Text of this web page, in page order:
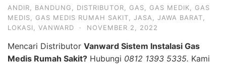
ANDIR BANDUNG DISTRIBUTOR GAS GAS MEDIK
GAS
MEDIS
GAS MEDIS RUMAH SAKIT JASA JAWA BARAT
LOKASI
VANWARD · NOVEMBER 2, 2022
Mencari Distributor Vanward Sistem Instalasi Gas
Medis Rumah Sakit? Hubungi 0812 1393 5335. Kami